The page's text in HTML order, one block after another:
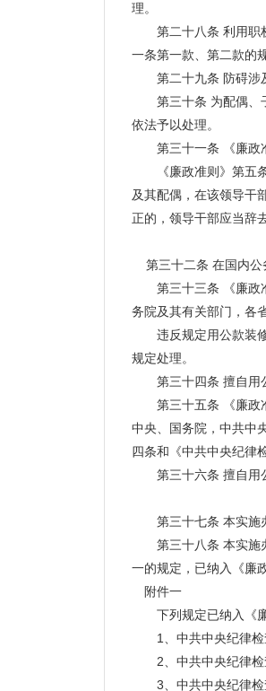
理。
第二十八条 利用职权
一条第一款、第二款的
第二十九条 防碍涉及
第三十条 为配偶、子
依法予以处理。
第三十一条 《廉政准
《廉政准则》第五条
及其配偶，在该领导干
正的，领导干部应当辞
第三十二条 在国内公
第三十三条 《廉政准
务院及其有关部门，各
违反规定用公款装修
规定处理。
第三十四条 擅自用公
第三十五条 《廉政准
中央、国务院，中共中
四条和《中共中央纪律
第三十六条 擅自用公
第三十七条 本实施办
第三十八条 本实施办
一的规定，已纳入《廉
附件一
下列规定已纳入《廉
1、中共中央纪律检查
2、中共中央纪律检查
3、中共中央纪律检查